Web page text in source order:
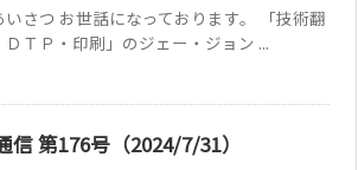
いさつ お世話になっております。 「技術翻
ＤＴＰ・印刷」のジェー・ジョン ...
信 第176号（2024/7/31）